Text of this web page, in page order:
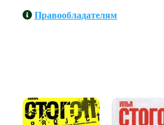
Правообладателям